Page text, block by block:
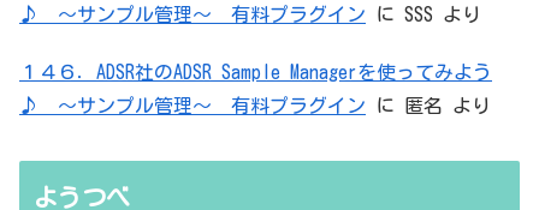
♪ ～サンプル管理～ 有料プラグイン に SSS より
１４６．ADSR社のADSR Sample Managerを使ってみよう
♪ ～サンプル管理～ 有料プラグイン に 匿名 より
ようつべ